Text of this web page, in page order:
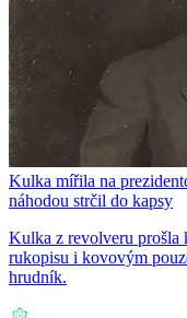
Kulka mířila na
náhodou strčil do kapsy
Kulka z revolveru prošla
rukopisu i kovovým
hrudník.